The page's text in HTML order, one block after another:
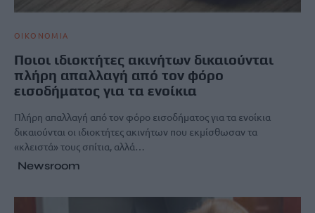
ΟΙΚΟΝΟΜΙΑ
Ποιοι ιδιοκτήτες ακινήτων δικαιούνται
πλήρη απαλλαγή από τον φόρο
εισοδήματος για τα ενοίκια
Πλήρη απαλλαγή από τον φόρο εισοδήματος για τα ενοίκια
δικαιούνται οι ιδιοκτήτες ακινήτων που εκμίσθωσαν τα
«κλειστά» τους σπίτια, αλλά…
Newsroom